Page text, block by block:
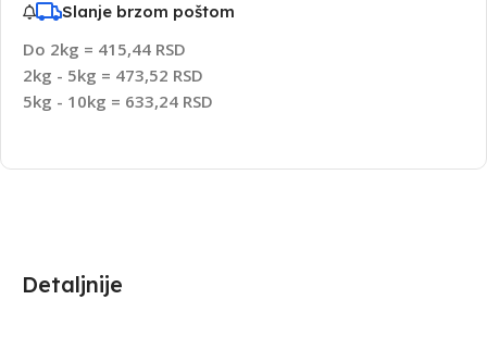
Slanje brzom poštom
Do 2kg = 415,44 RSD
2kg - 5kg = 473,52 RSD
5kg - 10kg = 633,24 RSD
Detaljnije